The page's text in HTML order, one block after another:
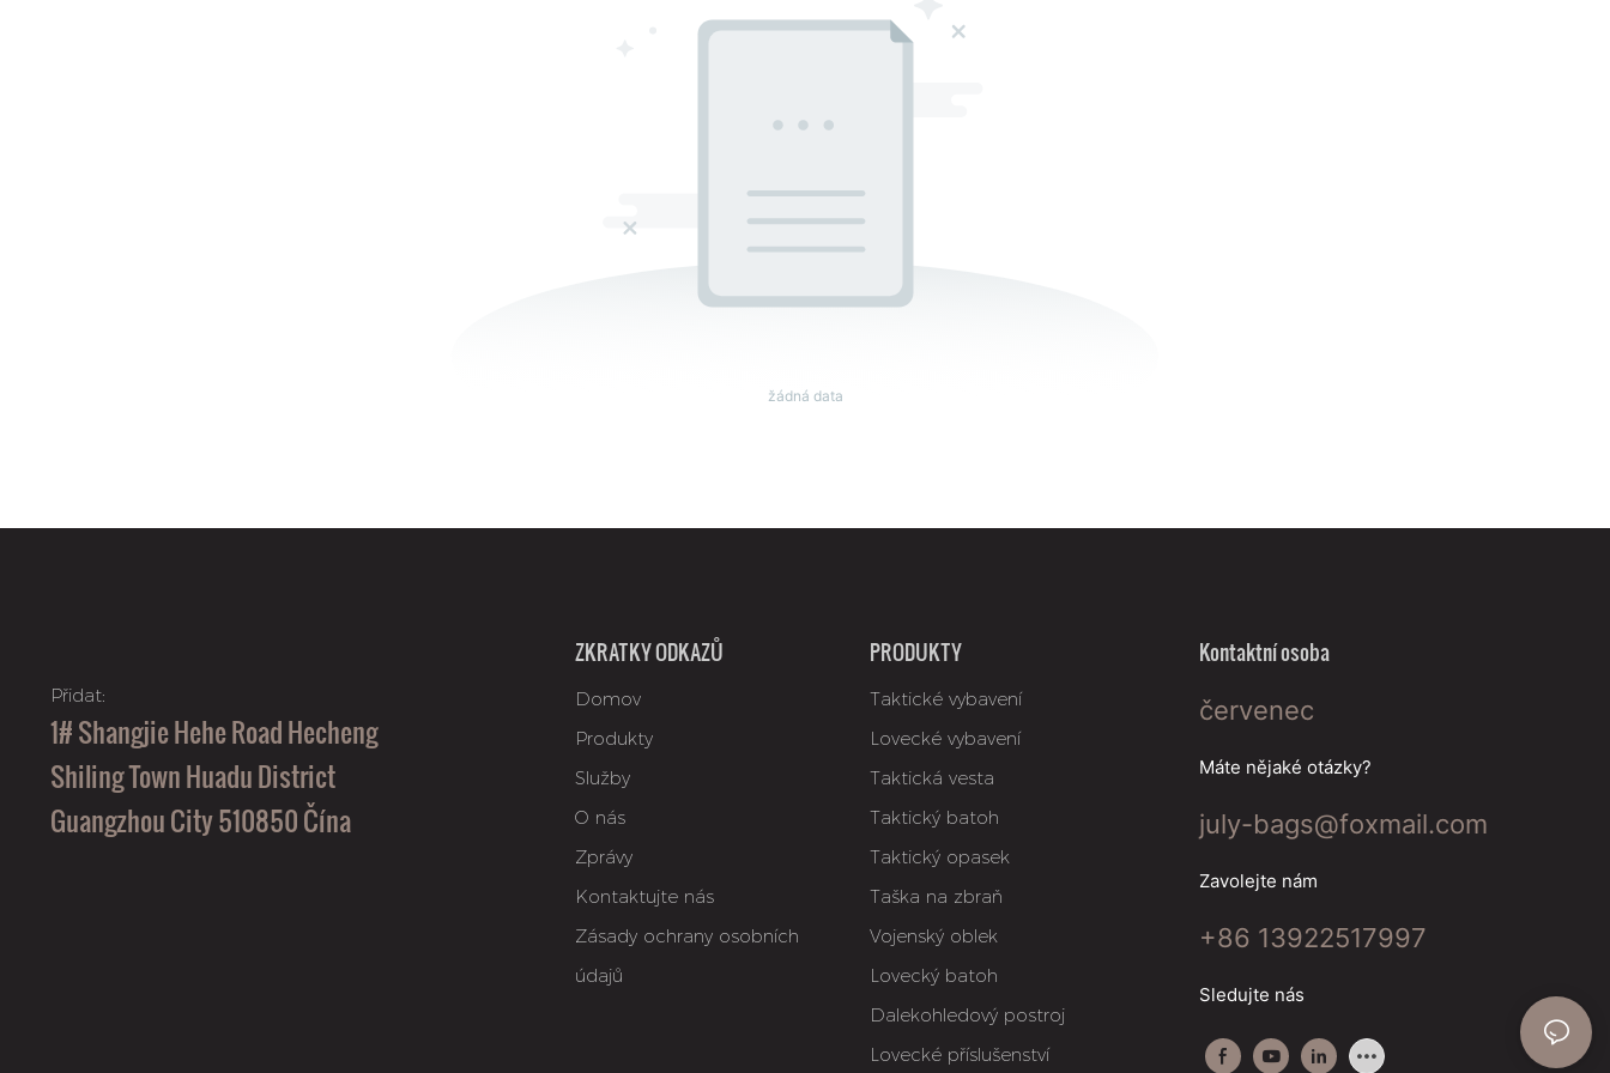
žádná data
Přidat:
1# Shangjie Hehe Road Hecheng
Shiling Town Huadu District
Guangzhou City 510850 Čína
ZKRATKY ODKAZŮ
Domov
Produkty
Služby
O nás
Zprávy
Kontaktujte nás
Zásady ochrany osobních
údajů
PRODUKTY
Taktické vybavení
Lovecké vybavení
Taktická vesta
Taktický batoh
Taktický opasek
Taška na zbraň
Vojenský oblek
Lovecký batoh
Dalekohledový postroj
Lovecké příslušenství
Kontaktní osoba
červenec
Máte nějaké otázky?
july-bags@foxmail.com
Zavolejte nám
+86 13922517997
Sledujte nás